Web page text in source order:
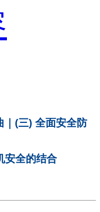
｜(三) 全面安全防
安全的结合